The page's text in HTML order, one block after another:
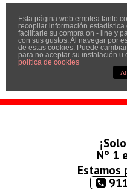
Nº 1
Estamos
Esta página web emplea tanto
recopilar información
facilitarle su compra on - line y
con sus gustos. Al navegar por
de estas cookies. Puede
para no aceptar su instalación
política de cookies